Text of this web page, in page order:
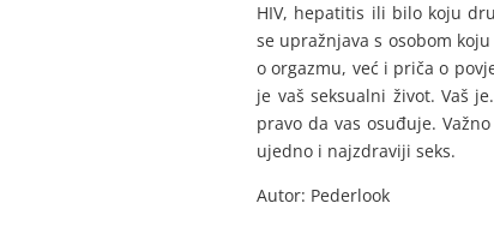
HIV, hepatitis ili bilo koju
se upražnjava s osobom
o orgazmu, već i priča o
je vaš seksualni život. Vaš
pravo da vas osuđuje.
ujedno i najzdraviji seks.
Autor: Pederlook